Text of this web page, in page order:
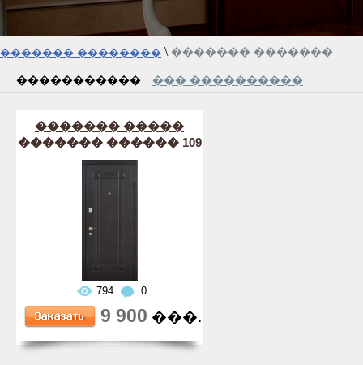
������� �������� \ ������� �������
�����������: ��� ����������
������� �����
������� ������ 109
794 0
9 900 ���.